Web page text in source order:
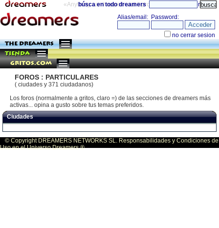
«Anything can happen and it probably will» directorio
búsca en todo dreamers
THE DREAMERS
TIENDA
Gritos.com
FOROS : PARTICULARES
( ciudades y 371 ciudadanos)
Los foros (normalmente a gritos, claro =) de las secciones de dreamers más
activas... opina a gusto sobre tus temas preferidos.
Ciudades
© Copyright DREAMERS NETWORKS SL. Responsabilidades y Condiciones de
Uso en el Universo Dreamers ®